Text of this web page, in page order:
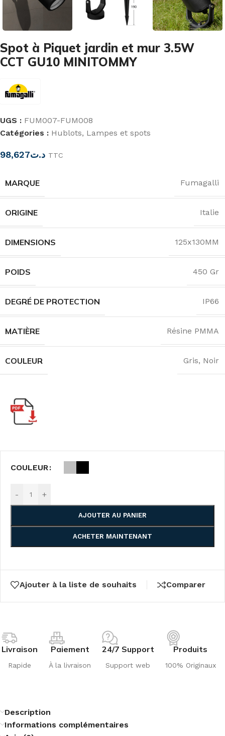
Spot à Piquet jardin et mur 3.5W
CCT GU10 MINITOMMY
UGS : FUM007-FUM008
Catégories : Hublots, Lampes et spots
د.ت98,627 TTC
MARQUE Fumagalli
ORIGINE Italie
DIMENSIONS 125x130MM
POIDS 450 Gr
DEGRÉ DE PROTECTION IP66
MATIÈRE Résine PMMA
COULEUR Gris, Noir
COULEUR
- +
AJOUTER AU PANIER
ACHETER MAINTENANT
Ajouter à la liste de souhaits Comparer
Livraison
Rapide
Paiement
À la livraison
24/7 Support
Support web
Produits
100% Originaux
Description
Informations complémentaires